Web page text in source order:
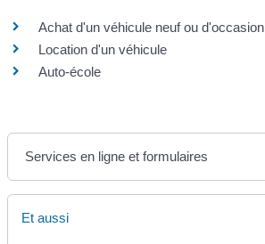
Achat d'un véhicule neuf ou d'occasion
Location d'un véhicule
Auto-école
Services en ligne et formulaires
Et aussi